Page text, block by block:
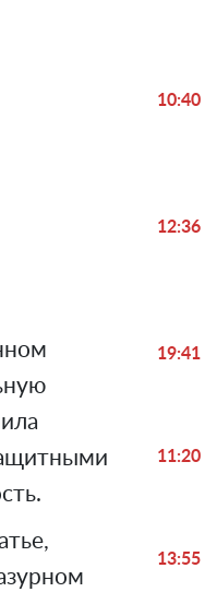
10:40
12:36
19:41
11:20
13:55